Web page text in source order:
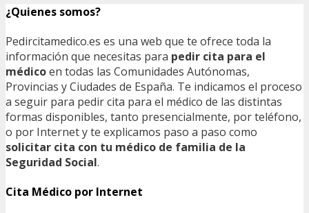
¿Quienes somos?
Pedircitamedico.es es una web que te ofrece toda la
información que necesitas para pedir cita para el
médicoen todas las Comunidades Autónomas,
Provincias y Ciudades de España. Te indicamos el proceso
a seguir para pedir cita para el médico de las distintas
formas disponibles, tanto presencialmente, por teléfono,
o por Internet y te explicamos paso a paso como
solicitar cita con tu médico de familia de la
Seguridad Social.
Cita Médico por Internet